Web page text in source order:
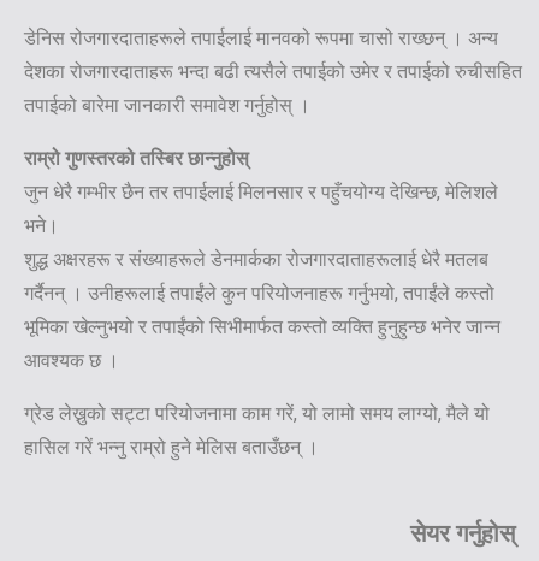
डेनिस रोजगारदाताहरूले तपाईलाई मानवको रूपमा चासो राख्छन् । अन्य
देशका रोजगारदाताहरू भन्दा बढी त्यसैले तपाईको उमेर र तपाईको रुचीसहित
तपाईको बारेमा जानकारी समावेश गर्नुहोस् ।
राम्रो गुणस्तरको तस्बिर छान्नुहोस्
जुन धेरै गम्भीर छैन तर तपाईलाई मिलनसार र पहुँचयोग्य देखिन्छ, मेलिशले
भने।
शुद्ध अक्षरहरू र संख्याहरूले डेनमार्कका रोजगारदाताहरूलाई धेरै मतलब
गर्दैनन् । उनीहरूलाई तपाईंले कुन परियोजनाहरू गर्नुभयो, तपाईंले कस्तो
भूमिका खेल्नुभयो र तपाईंको सिभीमार्फत कस्तो व्यक्ति हुनुहुन्छ भनेर जान्न
आवश्यक छ ।
ग्रेड लेख्नुको सट्टा परियोजनामा काम गरें, यो लामो समय लाग्यो, मैले यो
हासिल गरें भन्नु राम्रो हुने मेलिस बताउँछन् ।
सेयर गर्नुहोस्